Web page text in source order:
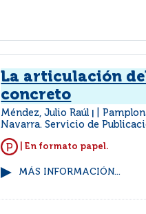
La articulación
concreto
Méndez, Julio Raúl
Navarra. Servicio de
| En formato papel.
MÁS INFORMACIÓN...